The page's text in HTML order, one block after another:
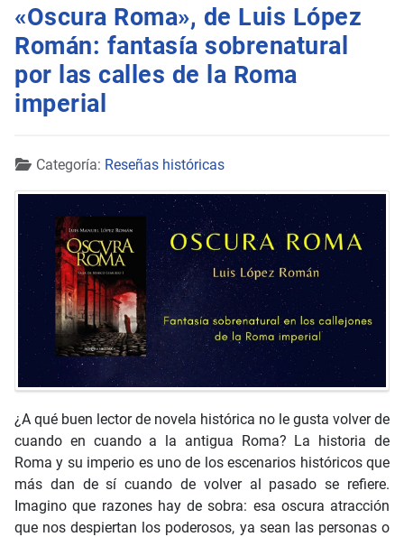
«Oscura Roma», de Luis López
Román: fantasía sobrenatural
por las calles de la Roma
imperial
Detalles
Categoría: Reseñas históricas
¿A qué buen lector de novela histórica no le gusta volver de
cuando en cuando a la antigua Roma? La historia de
Roma y su imperio es uno de los escenarios históricos que
más dan de sí cuando de volver al pasado se refiere.
Imagino que razones hay de sobra: esa oscura atracción
que nos despiertan los poderosos, ya sean las personas o